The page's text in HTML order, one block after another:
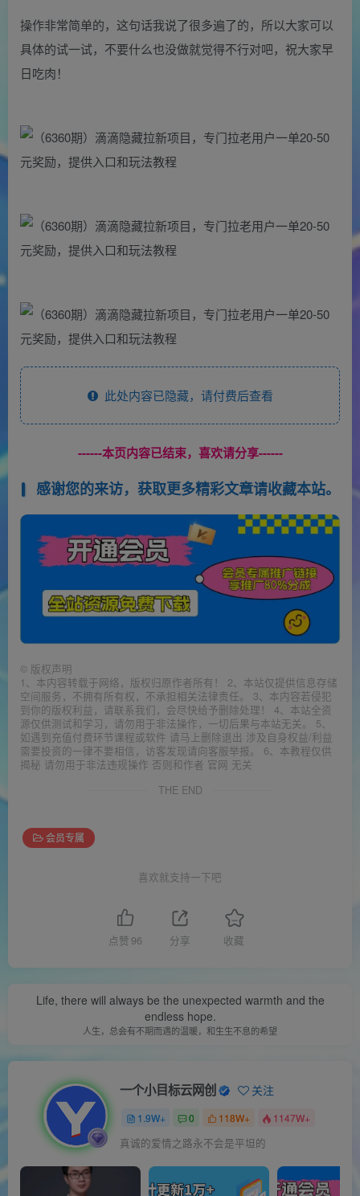
操作非常简单的，这句话我说了很多遍了的，所以大家可以
具体的试一试，不要什么也没做就觉得不行对吧，祝大家早
日吃肉！
此处内容已隐藏，请付费后查看
------本页内容已结束，喜欢请分享------
感谢您的来访，获取更多精彩文章请收藏本站。
© 版权声明
1、本内容转载于网络，版权归原作者所有！ 2、本站仅提供信息存储
空间服务，不拥有所有权，不承担相关法律责任。 3、本内容若侵犯
到你的版权利益，请联系我们，会尽快给予删除处理！ 4、本站全资
源仅供测试和学习，请勿用于非法操作，一切后果与本站无关。 5、
如遇到充值付费环节课程或软件 请马上删除退出 涉及自身权益/利益
需要投资的一律不要相信，访客发现请向客服举报。 6、本教程仅供
揭秘 请勿用于非法违规操作 否则和作者 官网 无关
THE END
会员专属
喜欢就支持一下吧
点赞 96 分享 收藏
Life, there will always be the unexpected warmth and the
endless hope.
人生，总会有不期而遇的温暖，和生生不息的希望
一个小目标云网创 关注
1.9W+ 0 118W+ 1147W+
真诚的爱情之路永不会是平坦的